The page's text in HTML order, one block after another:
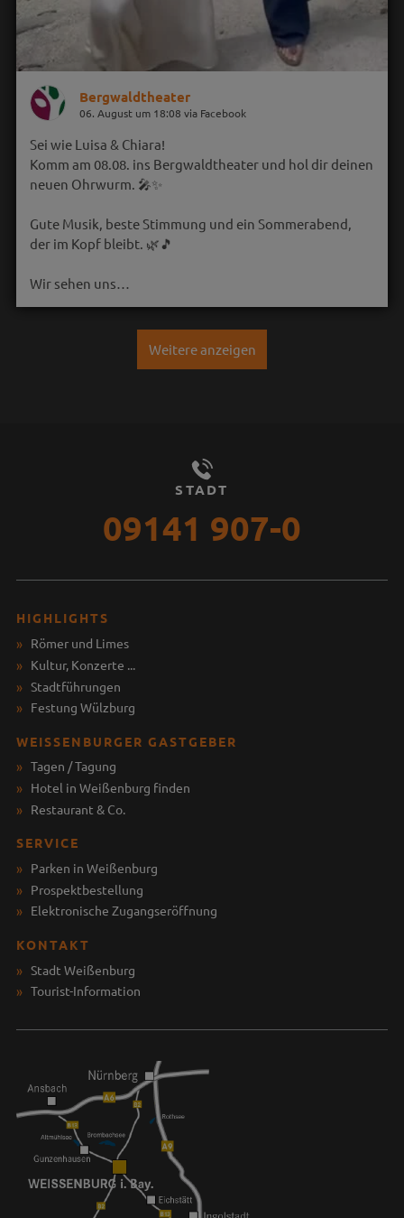
Bergwaldtheater
06. August um 18:08 via Facebook
Sei wie Luisa & Chiara!
Komm am 08.08. ins Bergwaldtheater und hol dir deinen
neuen Ohrwurm. 🎤✨
Gute Musik, beste Stimmung und ein Sommerabend,
der im Kopf bleibt. 🌿🎵
Wir sehen uns…
Weitere anzeigen
STADT
09141 907-0
HIGHLIGHTS
Römer und Limes
Kultur, Konzerte ...
Stadtführungen
Festung Wülzburg
WEISSENBURGER GASTGEBER
Tagen / Tagung
Hotel in Weißenburg finden
Restaurant & Co.
SERVICE
Parken in Weißenburg
Prospektbestellung
Elektronische Zugangseröffnung
KONTAKT
Stadt Weißenburg
Tourist-Information